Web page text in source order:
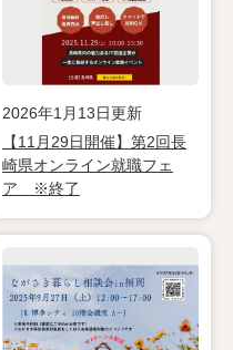
2026年1月13日更新
【11月29日開催】第2回長
崎県オンライン就職フェ
ア ※終了